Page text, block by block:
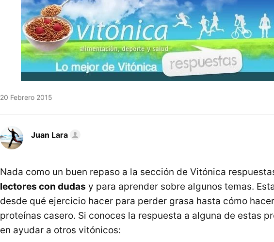
MAIL
20 Febrero 2015
Juan Lara
Nada como un buen repaso a la sección de Vitónica
lectores con dudas y para aprender sobre algunos temas.
desde qué ejercicio hacer para perder grasa hasta cómo
proteínas casero. Si conoces la respuesta a alguna de estas
en ayudar a otros vitónicos: